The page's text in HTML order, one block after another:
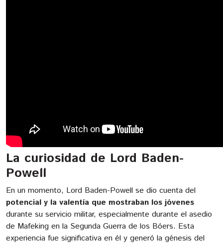
La curiosidad de Lord Baden-
Powell
En un momento, Lord Baden-Powell se dio cuenta del
potencial y la valentía que mostraban los jóvenes
durante su servicio militar, especialmente durante el asedio
de Mafeking en la Segunda Guerra de los Bóers. Esta
experiencia fue significativa en él y generó la génesis del